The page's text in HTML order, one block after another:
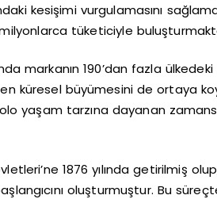
kesişimi vurgulamasını
tüketiciyle
markanın 190’dan fazla
küresel büyümesini de ortaya
yaşam tarzına dayanan
1876 yılında getirilmiş
oluşturmuştur. Bu